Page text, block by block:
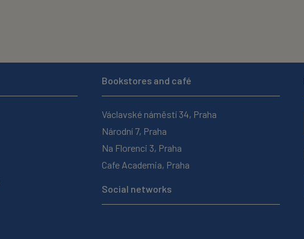
Bookstores and café
Václavské náměstí 34, Praha
Národní 7, Praha
Na Florenci 3, Praha
Cafe Academia, Praha
Social networks